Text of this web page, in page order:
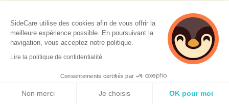
Incapacité temporaire de travail
Incapacité Temporaire de Travail en % du Salaire Annuel
Voir plus
SideCare utilise des cookies afin de vous offrir la
meilleure expérience possible. En poursuivant la
navigation, vous acceptez notre politique.
Lire la politique de confidentialité
Consentements certifiés par
Non merci Je choisis OK pour moi